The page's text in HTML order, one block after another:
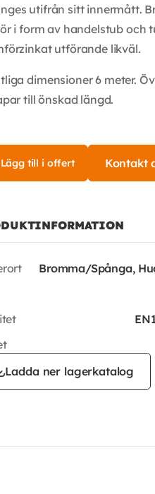
utifrån sitt innermått.
i form av handelstub och
utförande likväl.
dimensioner 6 meter.
till önskad längd.
Lägg till i offert Kontakt
Bromma/Spånga,
Ladda ner lagerkatalog